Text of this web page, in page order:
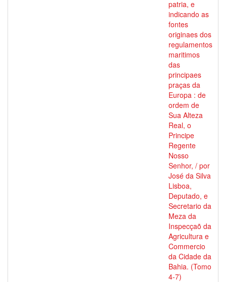
patria, e
indicando as
fontes
originaes dos
regulamentos
maritimos
das
principaes
praças da
Europa : de
ordem de
Sua Alteza
Real, o
Principe
Regente
Nosso
Senhor, / por
José da Silva
Lisboa,
Deputado, e
Secretario da
Meza da
Inspecçaõ da
Agricultura e
Commercio
da Cidade da
Bahia. (Tomo
4-7)